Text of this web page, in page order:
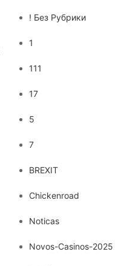
! Без Рубрики
1
111
17
5
7
BREXIT
Chickenroad
Noticas
Novos-Casinos-2025